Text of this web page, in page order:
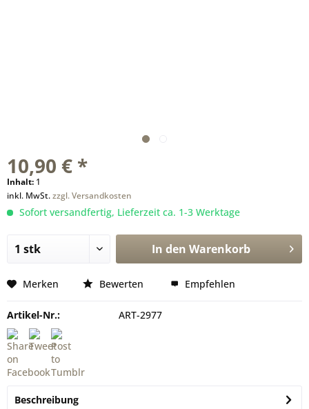
10,90 € *
Inhalt: 1
inkl. MwSt.zzgl. Versandkosten
Sofort versandfertig, Lieferzeit ca. 1-3 Werktage
In den Warenkorb
Merken Bewerten Empfehlen
Artikel-Nr.: ART-2977
Beschreibung